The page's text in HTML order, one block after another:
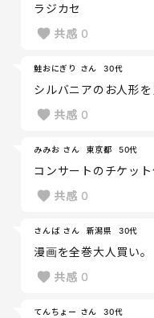
ラジカセ
共感 0
鮭おにぎり さん 30代
シルバニアのお人形を
共感 0
みみお さん 東京都 50代
コンサートのチケッ
共感 0
さんば さん 新潟県 30代
漫画を全巻大人買い。
共感 0
てんちょー さん 30代